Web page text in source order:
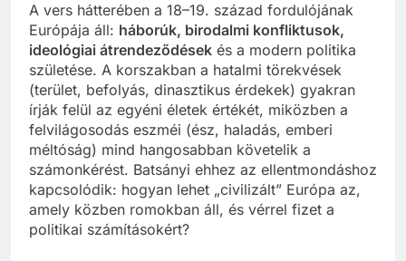
A vers hátterében a 18–19. század fordulójának
Európája áll: háborúk, birodalmi konfliktusok,
ideológiai átrendeződések és a modern politika
születése. A korszakban a hatalmi törekvések
(terület, befolyás, dinasztikus érdekek) gyakran
írják felül az egyéni életek értékét, miközben a
felvilágosodás eszméi (ész, haladás, emberi
méltóság) mind hangosabban követelik a
számonkérést. Batsányi ehhez az ellentmondáshoz
kapcsolódik: hogyan lehet „civilizált” Európa az,
amely közben romokban áll, és vérrel fizet a
politikai számításokért?